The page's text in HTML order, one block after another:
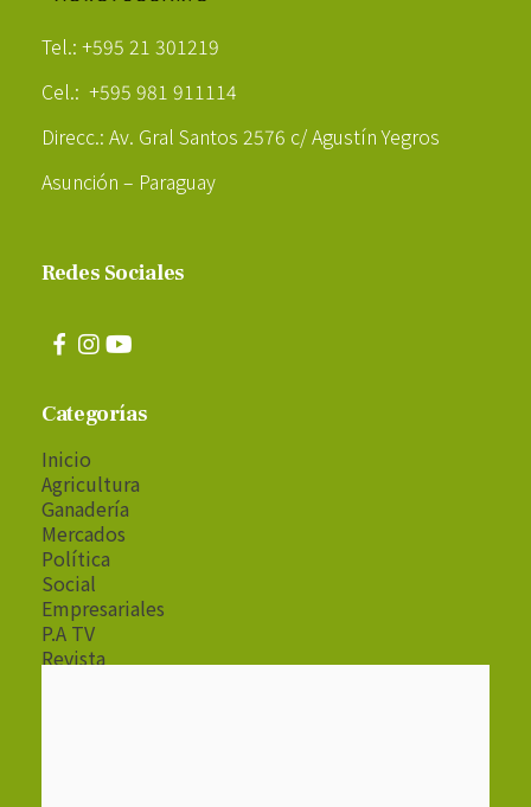
Tel.: +595 21 301219
Cel.: +595 981 911114
Direcc.: Av. Gral Santos 2576 c/ Agustín Yegros
Asunción – Paraguay
Redes Sociales
Categorías
Inicio
Agricultura
Ganadería
Mercados
Política
Social
Empresariales
P.A TV
Revista